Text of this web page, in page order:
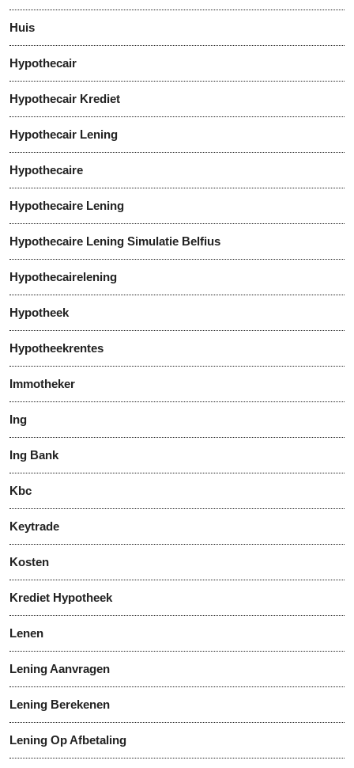
Huis
Hypothecair
Hypothecair Krediet
Hypothecair Lening
Hypothecaire
Hypothecaire Lening
Hypothecaire Lening Simulatie Belfius
Hypothecairelening
Hypotheek
Hypotheekrentes
Immotheker
Ing
Ing Bank
Kbc
Keytrade
Kosten
Krediet Hypotheek
Lenen
Lening Aanvragen
Lening Berekenen
Lening Op Afbetaling